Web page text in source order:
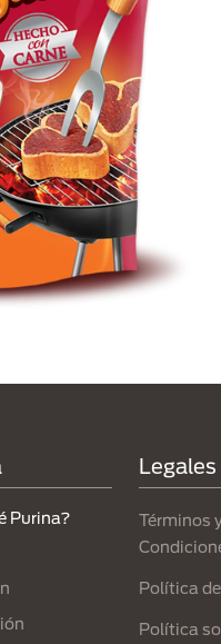
Purina?
Legales
Términos
Política
Política